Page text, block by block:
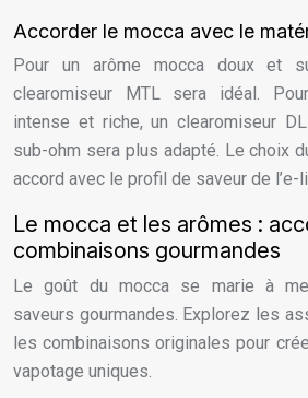
Accorder le mocca avec le
Pour un arôme mocca doux et
clearomiseur MTL sera idéal.
intense et riche, un clearomiseur
sub-ohm sera plus adapté. Le choix
accord avec le profil de saveur de l’e-
Le mocca et les arômes :
combinaisons gourmandes
Le goût du mocca se marie à
saveurs gourmandes. Explorez les
les combinaisons originales pour
vapotage uniques.